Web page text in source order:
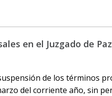
en el Juzgado de
de los términos
del corriente año, sin